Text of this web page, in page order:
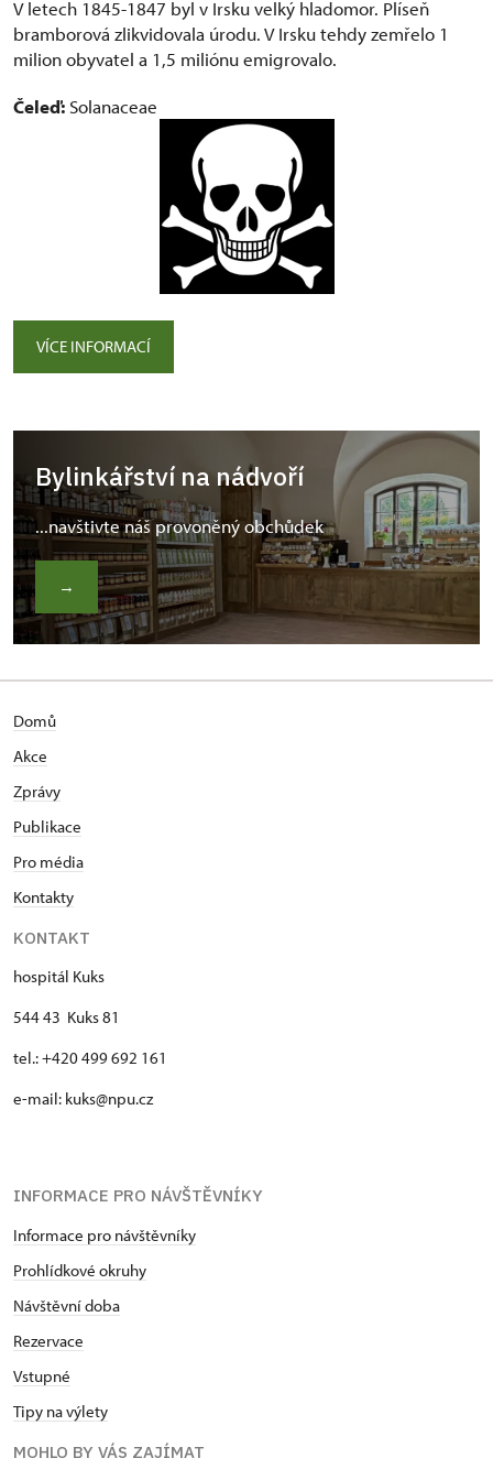
V letech 1845-1847 byl v Irsku velký hladomor. Plíseň
bramborová zlikvidovala úrodu. V Irsku tehdy zemřelo 1
milion obyvatel a 1,5 miliónu emigrovalo.
Čeleď: Solanaceae
VÍCE INFORMACÍ
Bylinkářství na nádvoří
...navštivte náš provoněný obchůdek
→
Domů
Akce
Zprávy
Publikace
Pro média
Kontakty
KONTAKT
hospitál Kuks
544 43 Kuks 81
tel.: +420 499 692 161
e-mail: kuks@npu.cz
INFORMACE PRO NÁVŠTĚVNÍKY
Informace pro návštěvníky
Prohlídkové okruhy
Návštěvní doba
Rezervace
Vstupné
Tipy na výlety
MOHLO BY VÁS ZAJÍMAT